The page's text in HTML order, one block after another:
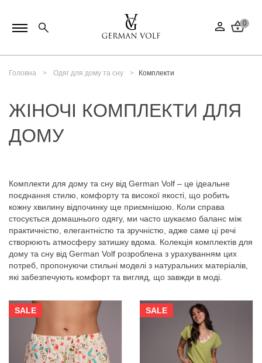
0
Головна Одяг для дому та сну Комплекти
ЖІНОЧІ КОМПЛЕКТИ ДЛЯ
ДОМУ
Комплекти для дому та сну від German Volf – це ідеальне
поєднання стилю, комфорту та високої якості, що робить
кожну хвилину відпочинку ще приємнішою. Коли справа
стосується домашнього одягу, ми часто шукаємо баланс між
практичністю, елегантністю та зручністю, адже саме ці речі
створюють атмосферу затишку вдома. Колекція комплектів для
дому та сну від German Volf розроблена з урахуванням цих
потреб, пропонуючи стильні моделі з натуральних матеріалів,
які забезпечують комфорт та вигляд, що завжди в моді.
SALE SALE